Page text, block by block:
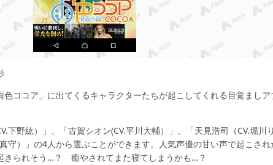
色ココア」に出てくるキャラクターたちが起こしてくれる目覚ましア
下野紘）」、「古賀シオン(CV.平川大輔）」、「天見浩司（CV.堀川
守）」の4人から選ぶことができます。人気声優の甘い声で起こされ
きられそう…？ 癒やされてまた寝てしまうかも…？